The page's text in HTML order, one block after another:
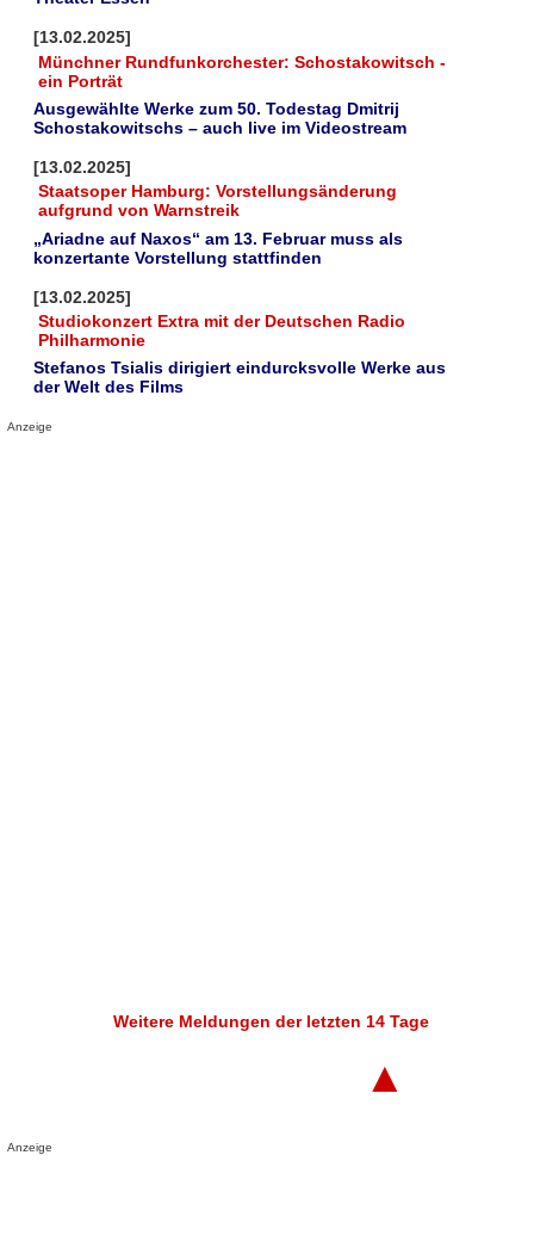
[13.02.2025]
Münchner Rundfunkorchester: Schostakowitsch -
ein Porträt
Ausgewählte Werke zum 50. Todestag Dmitrij
Schostakowitschs – auch live im Videostream
[13.02.2025]
Staatsoper Hamburg: Vorstellungsänderung
aufgrund von Warnstreik
„Ariadne auf Naxos“ am 13. Februar muss als
konzertante Vorstellung stattfinden
[13.02.2025]
Studiokonzert Extra mit der Deutschen Radio
Philharmonie
Stefanos Tsialis dirigiert eindurcksvolle Werke aus
der Welt des Films
Anzeige
Weitere Meldungen der letzten 14 Tage
▲
Anzeige